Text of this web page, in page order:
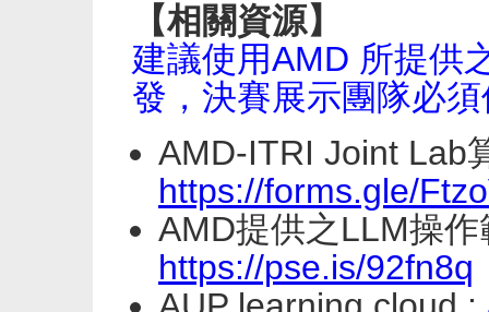
【相關資源】
建議使用AMD 所提供
發，決賽展示團隊必
AMD-ITRI Joint Lab
https://forms.gle/
AMD提供之LLM操
https://pse.is/92fn8q